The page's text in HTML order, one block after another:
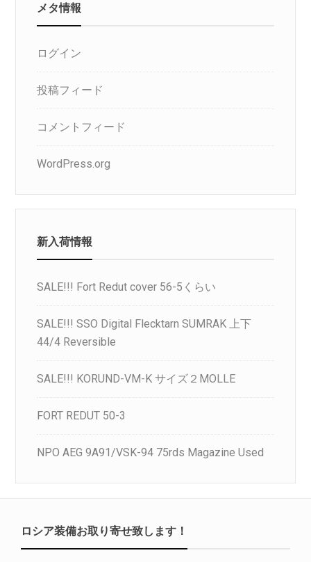
メタ情報
ログイン
投稿フィード
コメントフィード
WordPress.org
新入荷情報
SALE!!! Fort Redut cover 56-5くらい
SALE!!! SSO Digital Flecktarn SUMRAK 上下
44/4 Reversible
SALE!!! KORUND-VM-K サイズ２MOLLE
FORT REDUT 50-3
NPO AEG 9A91/VSK-94 75rds Magazine Used
ロシア装備お取り寄せ致します！